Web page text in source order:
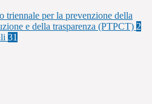
triennale per la prevenzione della
e della trasparenza (PTPCT) 2
31